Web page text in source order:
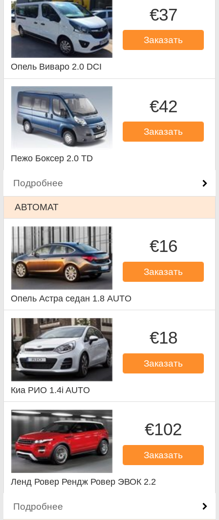
€37
Заказать
Опель Виваро 2.0 DCI
€42
Заказать
Пежо Боксер 2.0 TD
Подробнее
АВТОМАТ
€16
Заказать
Опель Астра седан 1.8 AUTO
€18
Заказать
Киа РИО 1.4i AUTO
€102
Заказать
Ленд Ровер Рендж Ровер ЭВОК 2.2
Подробнее